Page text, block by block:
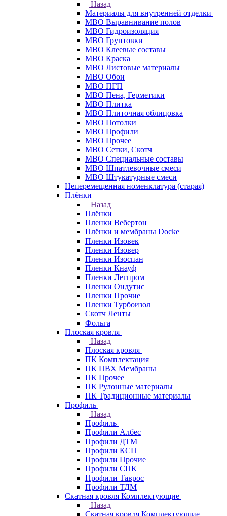
Назад
Материалы для внутренней отделки
МВО Выравнивание полов
МВО Гидроизоляция
МВО Грунтовки
МВО Клеевые составы
МВО Краска
МВО Листовые материалы
МВО Обои
МВО ПГП
МВО Пена, Герметики
МВО Плитка
МВО Плиточная облицовка
МВО Потолки
МВО Профили
МВО Прочее
МВО Сетки, Скотч
МВО Специальные составы
МВО Шпатлевочные смеси
МВО Штукатурные смеси
Неперемещенная номенклатура (старая)
Плёнки
Назад
Плёнки
Пленки Вебертон
Плёнки и мембраны Docke
Пленки Изовек
Пленки Изовер
Пленки Изоспан
Пленки Кнауф
Пленки Легпром
Пленки Ондутис
Пленки Прочие
Пленки Турбоизол
Скотч Ленты
Фольга
Плоская кровля
Назад
Плоская кровля
ПК Комплектация
ПК ПВХ Мембраны
ПК Прочее
ПК Рулонные материалы
ПК Традиционные материалы
Профиль
Назад
Профиль
Профили Албес
Профили ДТМ
Профили КСП
Профили Прочие
Профили СПК
Профили Таврос
Профили ТДМ
Скатная кровля Комплектующие
Назад
Скатная кровля Комплектующие